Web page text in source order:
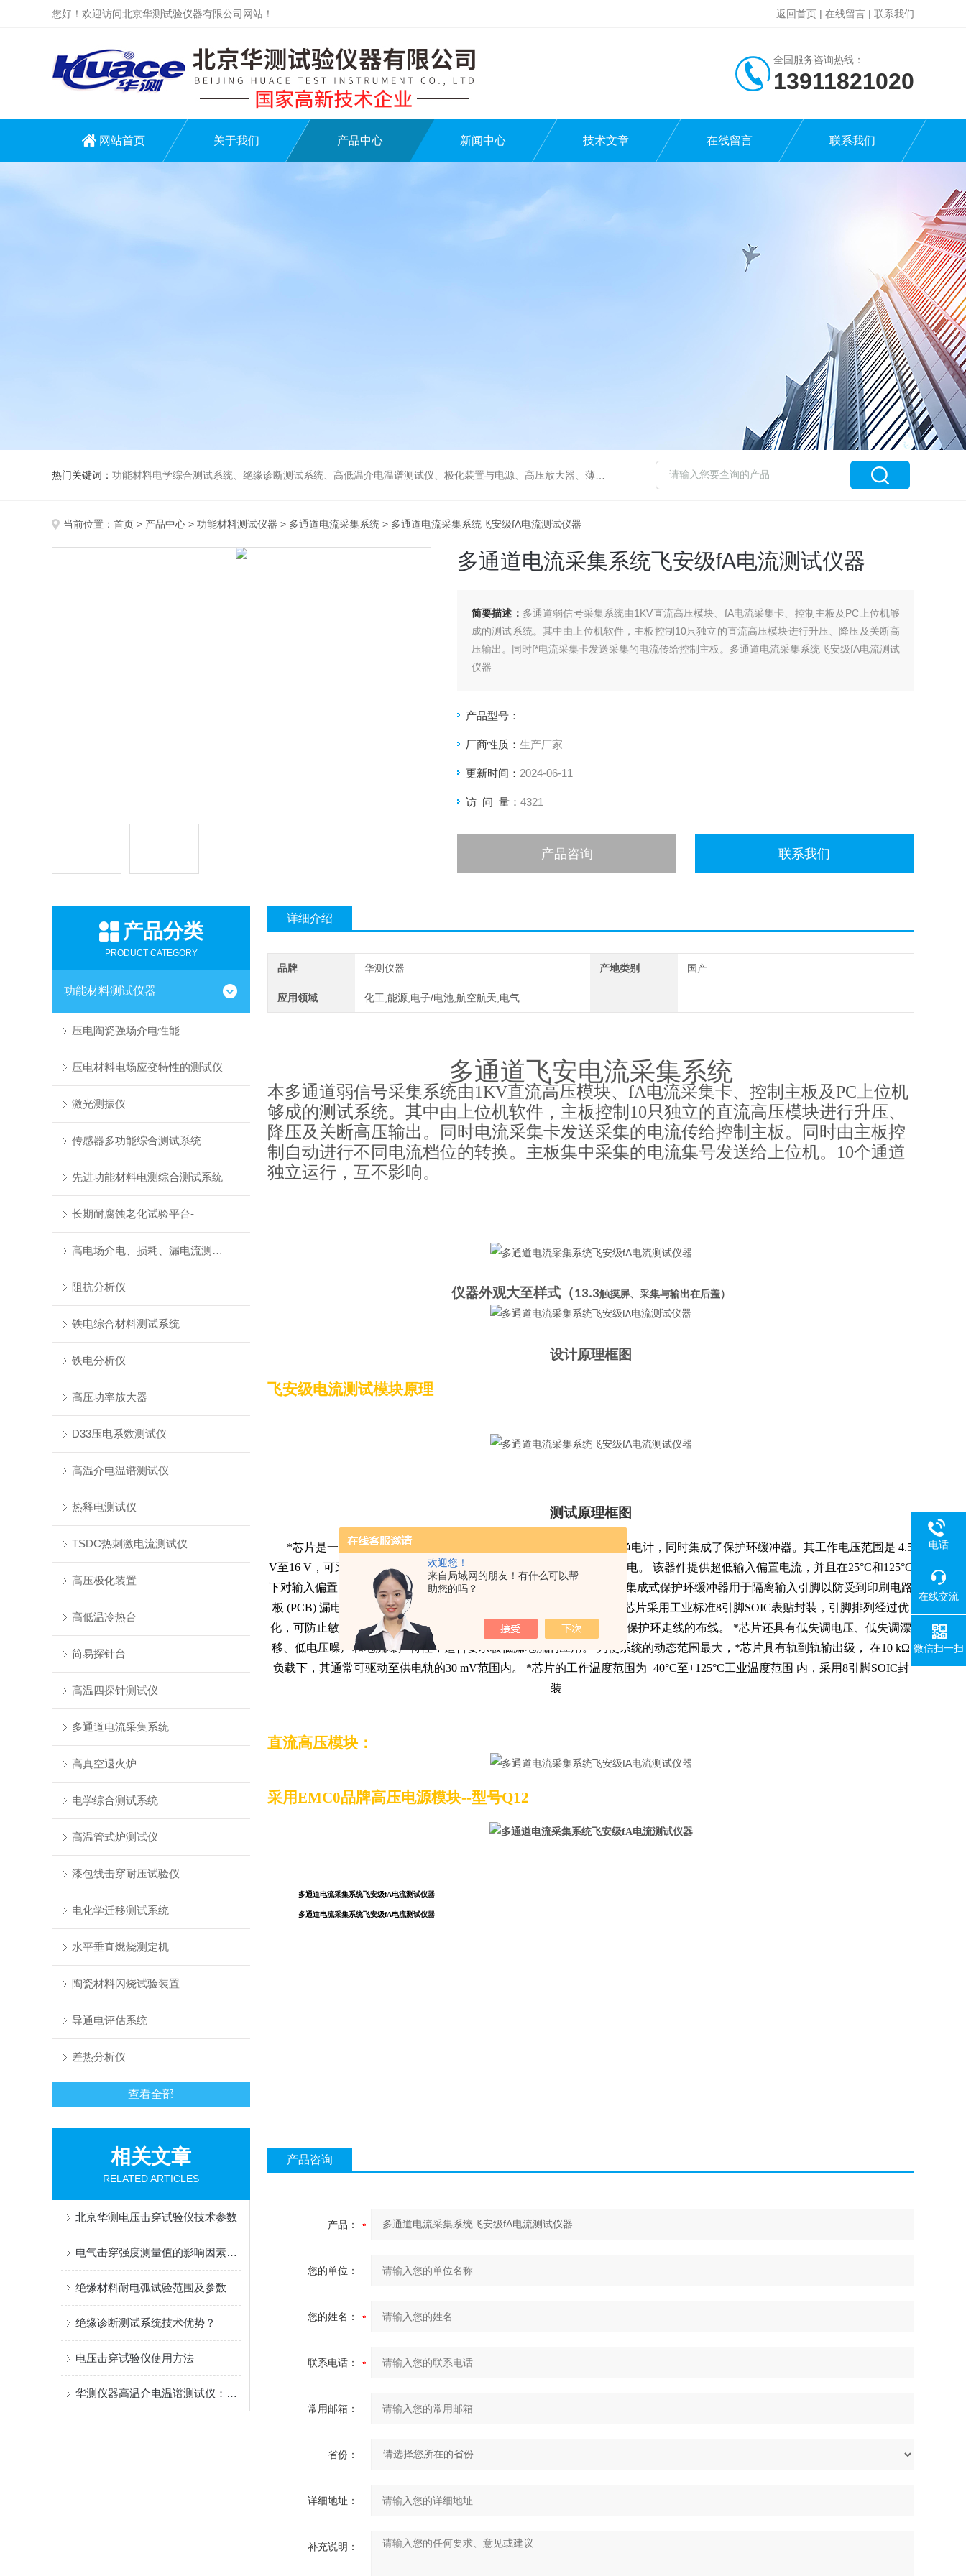
欢迎您！
来自局域网的朋友！有什么可以帮
助您的吗？
您好！欢迎访问北京华测试验仪器有限公司网站！ 返回首页 | 在线留言 | 联系我们
全国服务咨询热线：
13911821020
网站首页 关于我们 产品中心 新闻中心 技术文章 在线留言 联系我们
热门关键词： 功能材料电学综合测试系统、绝缘诊断测试系统、高低温介电温谱测试仪、极化装置与电源、高压放大器、薄膜极化、高低温冷热台、铁电压电热释电测试仪、绝缘材料电学性能综合测试平台、电击穿强度试验仪、耐电弧试验仪、高压漏电起痕测试仪、储能材料电学测控系统。
当前位置： 首页 > 产品中心 > 功能材料测试仪器 > 多通道电流采集系统 > 多通道电流采集系统飞安级fA电流测试仪器
多通道电流采集系统飞安级fA电流测试仪器
简要描述： 多通道弱信号采集系统由1KV直流高压模块、fA电流采集卡、控制主板及PC上位机够
成的测试系统。其中由上位机软件，主板控制10只独立的直流高压模块进行升压、降压及关断高
压输出。同时f*电流采集卡发送采集的电流传给控制主板。多通道电流采集系统飞安级fA电流测试
仪器
产品型号：
厂商性质： 生产厂家
更新时间： 2024-06-11
访 问 量： 4321
产品咨询 联系我们
产品分类
PRODUCT CATEGORY
功能材料测试仪器
压电陶瓷强场介电性能
压电材料电场应变特性的测试仪
激光测振仪
传感器多功能综合测试系统
先进功能材料电测综合测试系统
长期耐腐蚀老化试验平台-
高电场介电、损耗、漏电流测试系统
阻抗分析仪
铁电综合材料测试系统
铁电分析仪
高压功率放大器
D33压电系数测试仪
高温介电温谱测试仪
热释电测试仪
TSDC热刺激电流测试仪
高压极化装置
高低温冷热台
简易探针台
高温四探针测试仪
多通道电流采集系统
高真空退火炉
电学综合测试系统
高温管式炉测试仪
漆包线击穿耐压试验仪
电化学迁移测试系统
水平垂直燃烧测定机
陶瓷材料闪烧试验装置
导通电评估系统
差热分析仪
查看全部
相关文章
RELATED ARTICLES
北京华测电压击穿试验仪技术参数
电气击穿强度测量值的影响因素有哪些？
绝缘材料耐电弧试验范围及参数
绝缘诊断测试系统技术优势？
电压击穿试验仪使用方法
华测仪器高温介电温谱测试仪：真空气氛环境高温电学表征方案
详细介绍
品牌 华测仪器 产地类别 国产
应用领域 化工,能源,电子/电池,航空航天,电气
多通道飞安电流采集系统
本多通道弱信号采集系统由1KV直流高压模块、fA电流采集卡、控制主板及PC上位机
够成的测试系统。其中由上位机软件，主板控制10只独立的直流高压模块进行升压、
降压及关断高压输出。同时电流采集卡发送采集的电流传给控制主板。同时由主板控
制自动进行不同电流档位的转换。主板集中采集的电流集号发送给上位机。10个通道
独立运行，互不影响。
仪器外观大至样式（13.3触摸屏、采集与输出在后盖）
设计原理框图
飞安级电流测试模块原理
测试原理框图
*芯片是一种飞安级 (10−15A) 输入偏置电流运算放大器，适合用作静电计，同时集成了保护环缓冲器。其工作电压范围是 4.5
V至16 V，可采用常规5 V和10 V单电源以及±2.5 V和±5 V双电源系统供电。 该器件提供超低输入偏置电流，并且在25°C和125°C
下对输入偏置电流进行过生产测试，以确保器件达到用户系统的目标。集成式保护环缓冲器用于隔离输入引脚以防受到印刷电路
板 (PCB) 漏电流的影响，而且能减少电路板元件数，简化系统设计。
*芯片采用工业标准8引脚SOIC表贴封装，引脚排列经过优
化，可防止敏感输入引脚、电源和输出引脚之间的信号耦合，同时简化保护环走线的布线。 *芯片还具有低失调电压、低失调漂
移、低电压噪声和电流噪声特性，适合要求极低漏电流的应用。 为使系统的动态范围最大， *芯片具有轨到轨输出级， 在10 kΩ
负载下，其通常可驱动至供电轨的30 mV范围内。 *芯片的工作温度范围为−40°C至+125°C工业温度范围 内，采用8引脚SOIC封
装
直流高压模块：
采用EMC0品牌高压电源模块--型号Q12
多通道电流采集系统飞安级fA电流测试仪器
多通道电流采集系统飞安级fA电流测试仪器
产品咨询
产品：
您的单位：
您的姓名：
联系电话：
常用邮箱：
省份：
详细地址：
补充说明：
电话
在线交流
微信扫一扫